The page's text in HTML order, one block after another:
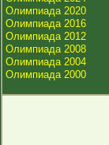
Олимпиада 2020
Олимпиада 2016
Олимпиада 2012
Олимпиада 2008
Олимпиада 2004
Олимпиада 2000